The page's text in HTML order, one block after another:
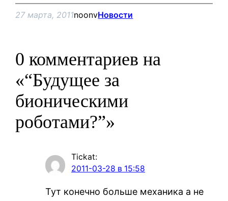
27 марта, 2011noonvНовости
0 комментариев на
«“Будущее за
бионическими
роботами?”»
Tickat:
2011-03-28 в 15:58
Тут конечно больше механика а не